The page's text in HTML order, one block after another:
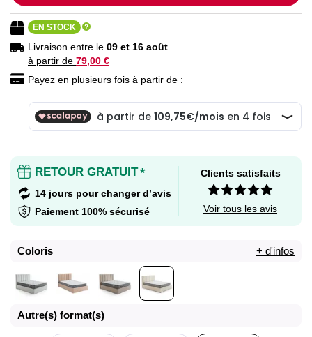
EN STOCK
Livraison entre le 09 et 16 août
à partir de 79,00 €
Payez en plusieurs fois à partir de :
RETOUR GRATUIT*
14 jours pour changer d’avis
Paiement 100% sécurisé
Clients satisfaits
Voir tous les avis
Coloris + d'infos
Autre(s) format(s)